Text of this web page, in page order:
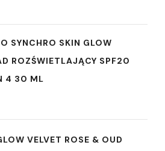
SYNCHRO SKIN GLOW
ROZŚWIETLAJĄCY SPF20
4 30 ML
VELVET ROSE & OUD